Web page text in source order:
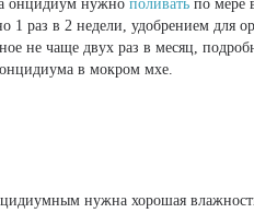
онцидиум нужно поливать по мере
1 раз в 2 недели, удобрением для
не чаще двух раз в месяц,
в мокром мхе.
нужна хорошая